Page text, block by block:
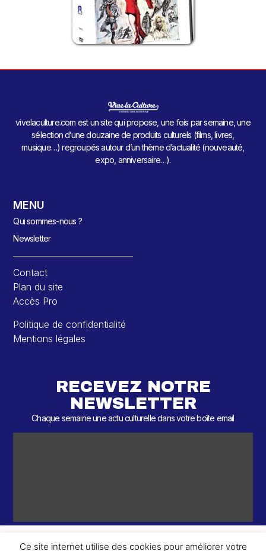
vivelaculture.com est un site qui propose, une fois par semaine, une
sélection d’une douzaine de produits culturels (films, livres,
musique…) regroupés autour d’un thème d’actualité (nouveauté,
expo, anniversaire…).
MENU
Qui sommes-nous ?
Newsletter
Contact
Plan du site
Accès Pro
Politique de confidentialité
Mentions légales
RECEVEZ NOTRE
NEWSLETTER
Chaque semaine une actu culturelle dans votre boîte email
Ce site internet utilise des cookies pour améliorer votre